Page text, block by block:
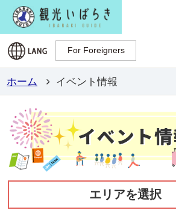
For Foreigners
For Foreigners
ホーム イベント情報
エリアを選択